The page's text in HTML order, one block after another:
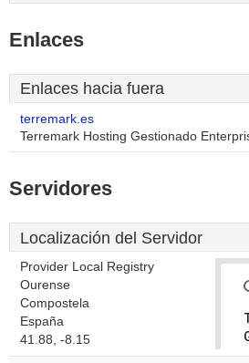
Enlaces
Enlaces hacia fuera
terremark.es
Terremark Hosting Gestionado
Servidores
Localización del Servidor
Provider Local Registry
Ourense
Compostela
España
41.88, -8.15